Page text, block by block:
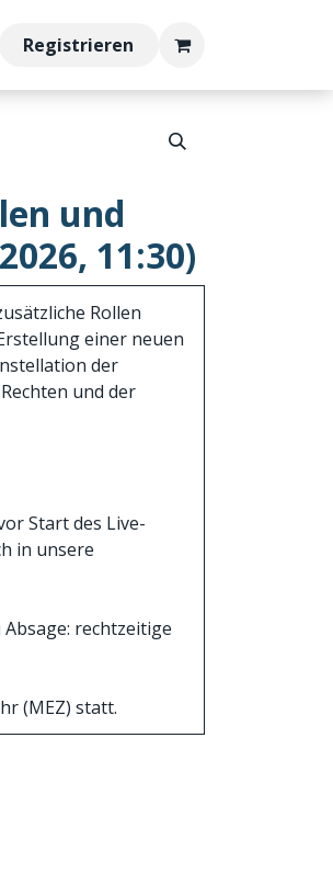
Registrieren
und
11:30)
Rollen
einer neuen
der
und der
Start des Live-
in unsere
rechtzeitige
(MEZ) statt.